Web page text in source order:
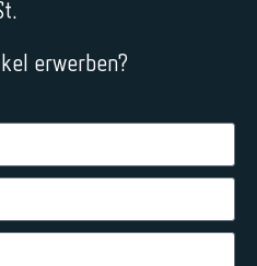
erwerben?